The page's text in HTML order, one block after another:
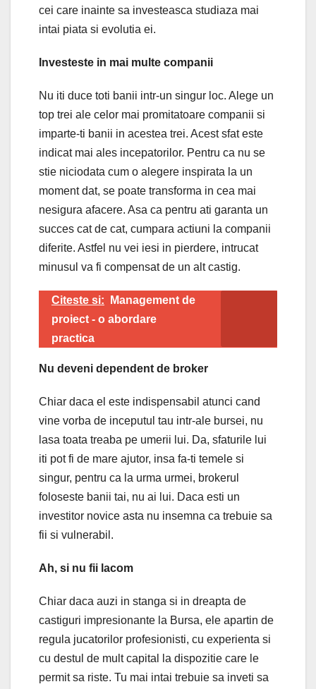
cei care inainte sa investeasca studiaza mai
intai piata si evolutia ei.
Investeste in mai multe companii
Nu iti duce toti banii intr-un singur loc. Alege un
top trei ale celor mai promitatoare companii si
imparte-ti banii in acestea trei. Acest sfat este
indicat mai ales incepatorilor. Pentru ca nu se
stie niciodata cum o alegere inspirata la un
moment dat, se poate transforma in cea mai
nesigura afacere. Asa ca pentru ati garanta un
succes cat de cat, cumpara actiuni la companii
diferite. Astfel nu vei iesi in pierdere, intrucat
minusul va fi compensat de un alt castig.
Citeste si:
Management de
proiect - o abordare
practica
Nu deveni dependent de broker
Chiar daca el este indispensabil atunci cand
vine vorba de inceputul tau intr-ale bursei, nu
lasa toata treaba pe umerii lui. Da, sfaturile lui
iti pot fi de mare ajutor, insa fa-ti temele si
singur, pentru ca la urma urmei, brokerul
foloseste banii tai, nu ai lui. Daca esti un
investitor novice asta nu insemna ca trebuie sa
fii si vulnerabil.
Ah, si nu fii lacom
Chiar daca auzi in stanga si in dreapta de
castiguri impresionante la Bursa, ele apartin de
regula jucatorilor profesionisti, cu experienta si
cu destul de mult capital la dispozitie care le
permit sa riste. Tu mai intai trebuie sa inveti sa